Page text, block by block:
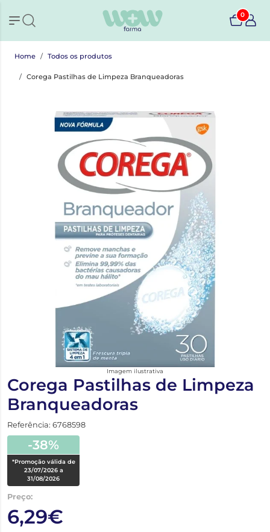
0
Home Todos os produtos
Corega Pastilhas de Limpeza Branqueadoras
Imagem ilustrativa
Corega Pastilhas de Limpeza
Branqueadoras
Referência: 6768598
-38%
*Promoção válida de
23/07/2026 a
31/08/2026
Preço:
6,29€